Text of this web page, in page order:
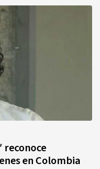
reconoce
en Colombia